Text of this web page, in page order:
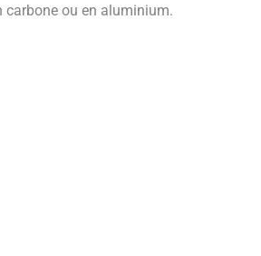
carbone ou en aluminium.